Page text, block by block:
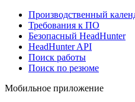
Производственный
Требования к ПО
Безопасный HeadHunter
HeadHunter API
Поиск работы
Поиск по резюме
Мобильное приложение